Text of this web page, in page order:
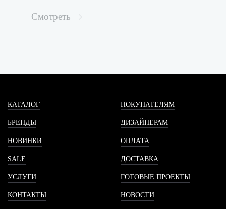
Смотреть
КАТАЛОГ
БРЕНДЫ
НОВИНКИ
SALE
УСЛУГИ
КОНТАКТЫ
ПОКУПАТЕЛЯМ
ДИЗАЙНЕРАМ
ОПЛАТА
ДОСТАВКА
ГОТОВЫЕ ПРОЕКТЫ
НОВОСТИ